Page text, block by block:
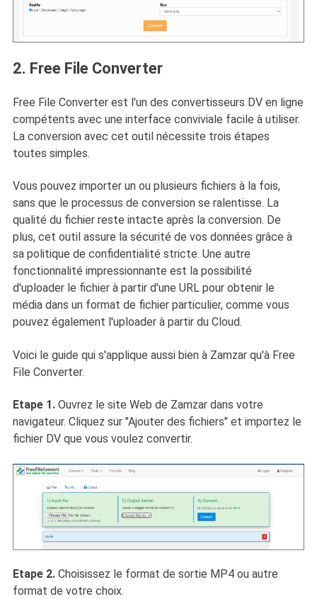
2. Free File Converter
Free File Converter est l'un des convertisseurs DV en ligne
compétents avec une interface conviviale facile à utiliser.
La conversion avec cet outil nécessite trois étapes
toutes simples.
Vous pouvez importer un ou plusieurs fichiers à la fois,
sans que le processus de conversion se ralentisse. La
qualité du fichier reste intacte après la conversion. De
plus, cet outil assure la sécurité de vos données grâce à
sa politique de confidentialité stricte. Une autre
fonctionnalité impressionnante est la possibilité
d'uploader le fichier à partir d'une URL pour obtenir le
média dans un format de fichier particulier, comme vous
pouvez également l'uploader à partir du Cloud.
Voici le guide qui s'applique aussi bien à Zamzar qu'à Free
File Converter.
Etape 1. Ouvrez le site Web de Zamzar dans votre
navigateur. Cliquez sur "Ajouter des fichiers" et importez le
fichier DV que vous voulez convertir.
Etape 2. Choisissez le format de sortie MP4 ou autre
format de votre choix.